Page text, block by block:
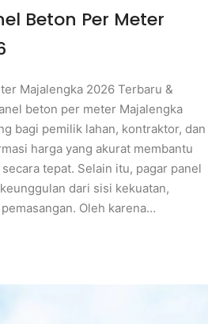
Beton Per Meter
Majalengka 2026 Terbaru &
beton per meter Majalengka
bagi pemilik lahan, kontraktor, dan
harga yang akurat membantu
tepat. Selain itu, pagar panel
dari sisi kekuatan,
Oleh karena…